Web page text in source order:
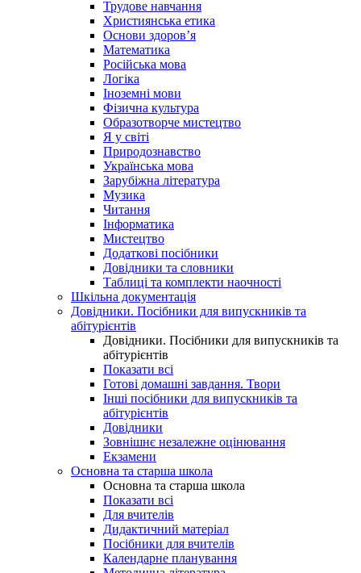
Трудове навчання
Християнська етика
Основи здоров’я
Математика
Російська мова
Логіка
Іноземні мови
Фізична культура
Образотворче мистецтво
Я у світі
Природознавство
Українська мова
Зарубіжна література
Музика
Читання
Інформатика
Мистецтво
Додаткові посібники
Довідники та словники
Таблиці та комплекти наочності
Шкільна документація
Довідники. Посібники для випускників та
абітурієнтів
Довідники. Посібники для випускників та
абітурієнтів
Показати всі
Готові домашні завдання. Твори
Інші посібники для випускників та
абітурієнтів
Довідники
Зовнішнє незалежне оцінювання
Екзамени
Основна та старша школа
Основна та старша школа
Показати всі
Для вчителів
Дидактичний матеріал
Посібники для вчителів
Календарне планування